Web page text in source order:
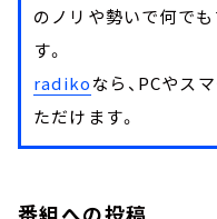
のノリや勢いで何で
す。
radikoなら、PCやス
ただけます。